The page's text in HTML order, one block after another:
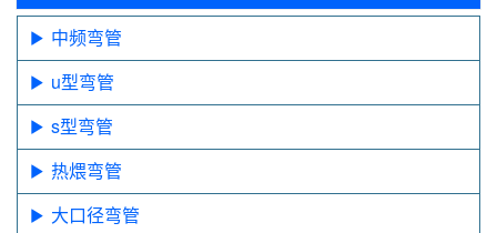
中频弯管
u型弯管
s型弯管
热煨弯管
大口径弯管